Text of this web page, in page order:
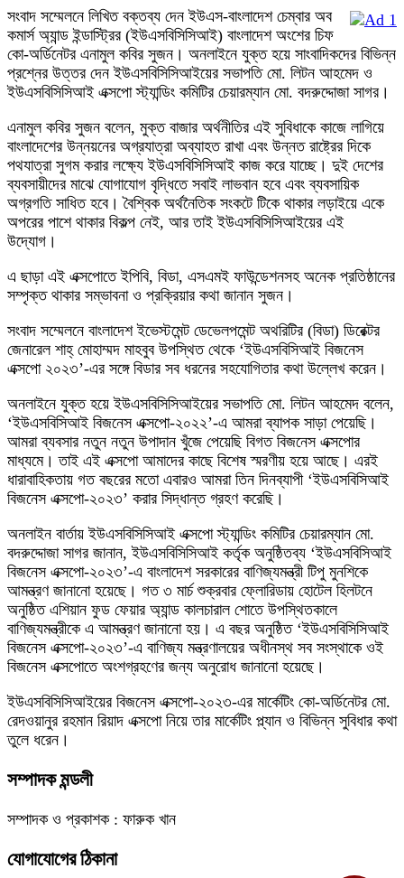
সংবাদ সম্মেলনে লিখিত বক্তব্য দেন ইউএস-বাংলাদেশ চেম্বার অব
কমার্স অ্যান্ড ইন্ডাস্ট্রির (ইউএসবিসিসিআই) বাংলাদেশ অংশের চিফ
কো-অর্ডিনেটর এনামুল কবির সুজন। অনলাইনে যুক্ত হয়ে সাংবাদিকদের বিভিন্ন
প্রশ্নের উত্তর দেন ইউএসবিসিসিআইয়ের সভাপতি মো. লিটন আহমেদ ও
ইউএসবিসিসিআই এক্সপো স্ট্যান্ডিং কমিটির চেয়ারম্যান মো. বদরুদ্দোজা সাগর।
এনামুল কবির সুজন বলেন, মুক্ত বাজার অর্থনীতির এই সুবিধাকে কাজে লাগিয়ে
বাংলাদেশের উন্নয়নের অগ্রযাত্রা অব্যাহত রাখা এবং উন্নত রাষ্ট্রের দিকে
পথযাত্রা সুগম করার লক্ষ্যে ইউএসবিসিসিআই কাজ করে যাচ্ছে। দুই দেশের
ব্যবসায়ীদের মাঝে যোগাযোগ বৃদ্ধিতে সবাই লাভবান হবে এবং ব্যবসায়িক
অগ্রগতি সাধিত হবে। বৈশ্বিক অর্থনৈতিক সংকটে টিকে থাকার লড়াইয়ে একে
অপরের পাশে থাকার বিকল্প নেই, আর তাই ইউএসবিসিসিআইয়ের এই
উদ্যোগ।
এ ছাড়া এই এক্সপোতে ইপিবি, বিডা, এসএমই ফাউন্ডেশনসহ অনেক প্রতিষ্ঠানের
সম্পৃক্ত থাকার সম্ভাবনা ও প্রক্রিয়ার কথা জানান সুজন।
সংবাদ সম্মেলনে বাংলাদেশ ইভেস্টমেন্ট ডেভেলপমেন্ট অথরিটির (বিডা) ডিরেক্টর
জেনারেল শাহ্ মোহাম্মদ মাহবুব উপস্থিত থেকে ‘ইউএসবিসিআই বিজনেস
এক্সপো ২০২৩’-এর সঙ্গে বিডার সব ধরনের সহযোগিতার কথা উল্লেখ করেন।
অনলাইনে যুক্ত হয়ে ইউএসবিসিসিআইয়ের সভাপতি মো. লিটন আহমেদ বলেন,
‘ইউএসবিসিআই বিজনেস এক্সপো-২০২২’-এ আমরা ব্যাপক সাড়া পেয়েছি।
আমরা ব্যবসার নতুন নতুন উপাদান খুঁজে পেয়েছি বিগত বিজনেস এক্সপোর
মাধ্যমে। তাই এই এক্সপো আমাদের কাছে বিশেষ স্মরণীয় হয়ে আছে। এরই
ধারাবাহিকতায় গত বছরের মতো এবারও আমরা তিন দিনব্যাপী ‘ইউএসবিসিআই
বিজনেস এক্সপো-২০২৩’ করার সিদ্ধান্ত গ্রহণ করেছি।
অনলাইন বার্তায় ইউএসবিসিসিআই এক্সপো স্ট্যান্ডিং কমিটির চেয়ারম্যান মো.
বদরুদ্দোজা সাগর জানান, ইউএসবিসিসিআই কর্তৃক অনুষ্ঠিতব্য ‘ইউএসবিসিআই
বিজনেস এক্সপো-২০২৩’-এ বাংলাদেশ সরকারের বাণিজ্যমন্ত্রী টিপু মুনশিকে
আমন্ত্রণ জানানো হয়েছে। গত ৩ মার্চ শুক্রবার ফ্লোরিডায় হোটেল হিলটনে
অনুষ্ঠিত এশিয়ান ফুড ফেয়ার অ্যান্ড কালচারাল শোতে উপস্থিতকালে
বাণিজ্যমন্ত্রীকে এ আমন্ত্রণ জানানো হয়। এ বছর অনুষ্ঠিত ‘ইউএসবিসিসিআই
বিজনেস এক্সপো-২০২৩’-এ বাণিজ্য মন্ত্রণালয়ের অধীনস্থ সব সংস্থাকে ওই
বিজনেস এক্সপোতে অংশগ্রহণের জন্য অনুরোধ জানানো হয়েছে।
ইউএসবিসিসিআইয়ের বিজনেস এক্সপো-২০২৩-এর মার্কেটিং কো-অর্ডিনেটর মো.
রেদওয়ানুর রহমান রিয়াদ এক্সপো নিয়ে তার মার্কেটিং প্ল্যান ও বিভিন্ন সুবিধার কথা
তুলে ধরেন।
সম্পাদক মন্ডলী
সম্পাদক ও প্রকাশক : ফারুক খান
যোগাযোগের ঠিকানা